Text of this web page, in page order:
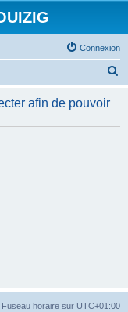
Connexion
h
afin de pouvoir
Fuseau horaire sur UTC+01:00